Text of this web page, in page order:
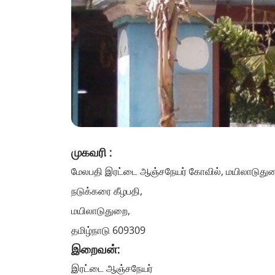
முகவரி :
மேலபதி இரட்டை ஆஞ்சநேயர் கோவில்,
நடுக்கரை கீழபதி,
மயிலாடுதுறை,
தமிழ்நாடு 609309
இறைவன்:
இரட்டை ஆஞ்சநேயர்